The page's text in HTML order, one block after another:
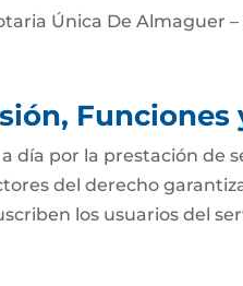
Única De Almaguer –
Funciones
a día por la prestación de
del derecho
los usuarios del